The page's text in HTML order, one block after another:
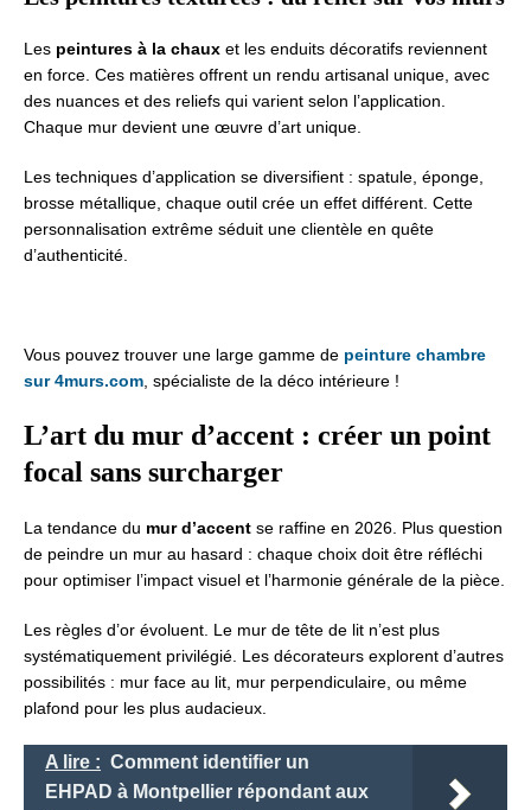
Les peintures à la chaux et les enduits décoratifs reviennent
en force. Ces matières offrent un rendu artisanal unique, avec
des nuances et des reliefs qui varient selon l’application.
Chaque mur devient une œuvre d’art unique.
Les techniques d’application se diversifient : spatule, éponge,
brosse métallique, chaque outil crée un effet différent. Cette
personnalisation extrême séduit une clientèle en quête
d’authenticité.
Vous pouvez trouver une large gamme de peinture chambre
sur 4murs.com , spécialiste de la déco intérieure !
L’art du mur d’accent : créer un point
focal sans surcharger
La tendance du mur d’accent se raffine en 2026. Plus question
de peindre un mur au hasard : chaque choix doit être réfléchi
pour optimiser l’impact visuel et l’harmonie générale de la pièce.
Les règles d’or évoluent. Le mur de tête de lit n’est plus
systématiquement privilégié. Les décorateurs explorent d’autres
possibilités : mur face au lit, mur perpendiculaire, ou même
plafond pour les plus audacieux.
A lire : Comment identifier un
EHPAD à Montpellier répondant aux